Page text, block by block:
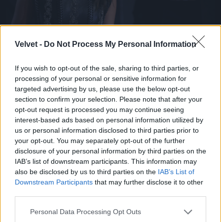
Velvet - Do Not Process My Personal Information
If you wish to opt-out of the sale, sharing to third parties, or
processing of your personal or sensitive information for
targeted advertising by us, please use the below opt-out
section to confirm your selection. Please note that after your
opt-out request is processed you may continue seeing
interest-based ads based on personal information utilized by
us or personal information disclosed to third parties prior to
your opt-out. You may separately opt-out of the further
disclosure of your personal information by third parties on the
IAB’s list of downstream participants. This information may
also be disclosed by us to third parties on the IAB’s List of
Downstream Participants that may further disclose it to other
Please note that this website/app uses one or more Google
Personal Data Processing Opt Outs
Alicia Vikanderről is több ízben felmerült már a
drámával lett igazán ismert, és meg is kapta érte a
legjobb női mellékszereplőnek járó Oscart 2016-
ban.
Fotó: John Phillips / Getty Images Hungary
Jön még kép!